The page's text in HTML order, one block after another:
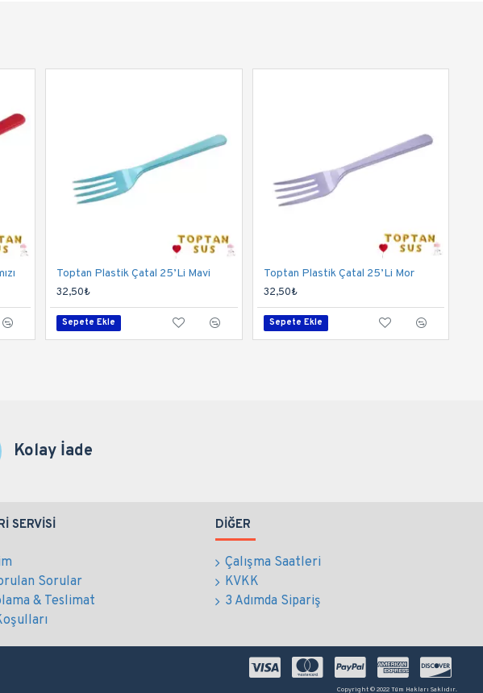
Toptan Plastik Çatal 25’Li Mavi
32,50₺
Sepete Ekle
Toptan Plastik Çatal 25’Li Mor
32,50₺
Sepete Ekle
Kolay İade
SERVISI
Sorular
& Teslimat
DIĞER
Çalışma Saatleri
KVKK
3 Adımda Sipariş
Copyright © 2022 Tüm Hakları Saklıdır.